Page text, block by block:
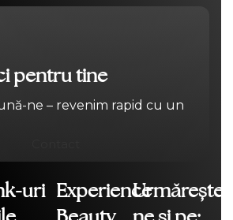
pentru tine
ne – revenim rapid cu un
uri ExperienceUrmărește-